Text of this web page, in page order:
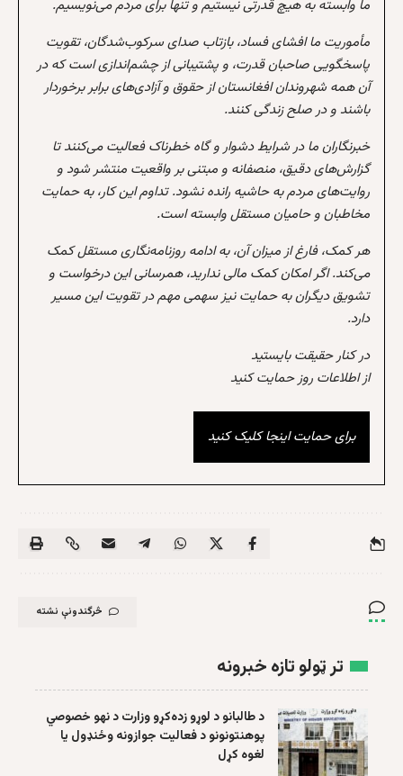
ما وابسته به هیچ قدرتی نیستیم و تنها برای مردم می‌نویسیم.
مأموریت ما افشای فساد، بازتاب صدای سرکوب‌شدگان، تقویت
پاسخگویی صاحبان قدرت، و پشتیبانی از چشم‌اندازی است که در
آن همه شهروندان افغانستان از حقوق و آزادی‌های برابر برخوردار
باشند و در صلح زندگی کنند.
خبرنگاران ما در شرایط دشوار و گاه خطرناک فعالیت می‌کنند تا
گزارش‌های دقیق، منصفانه و مبتنی بر واقعیت منتشر شود و
روایت‌های مردم به حاشیه رانده نشود. تداوم این کار، به حمایت
مخاطبان و حامیان مستقل وابسته است.
هر کمک، فارغ از میزان آن، به ادامه روزنامه‌نگاری مستقل کمک
می‌کند. اگر امکان کمک مالی ندارید، همرسانی این درخواست و
تشویق دیگران به حمایت نیز سهمی مهم در تقویت این مسیر
دارد.
در کنار حقیقت بایستید
از اطلاعات روز حمایت کنید
برای حمایت اینجا کلیک کنید
څرگندونې نشته
تر ټولو تازه خبرونه
د طالبانو د لوړو زده‌کړو وزارت د نهو خصوصي
پوهنتونونو د فعالیت جوازونه وځنډول یا
لغوه کړل